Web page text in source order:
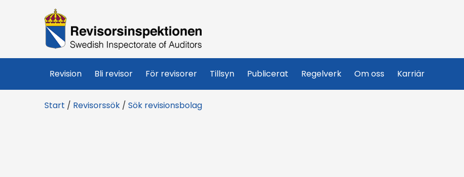
R
e
v
i
Revision Bli revisor För revisorer Tillsyn Publicerat Regelverk Om oss Karriär
Start / Revisorssök / Sök revisionsbolag